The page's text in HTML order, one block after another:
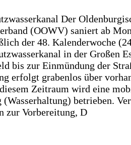
Der
(OOWV) saniert ab
der 48. Kalenderwoche
in der Großen
bis zur Einmündung der
erfolgt grabenlos über
Zeitraum wird eine
betrieben.
zur Vorbereitung, D